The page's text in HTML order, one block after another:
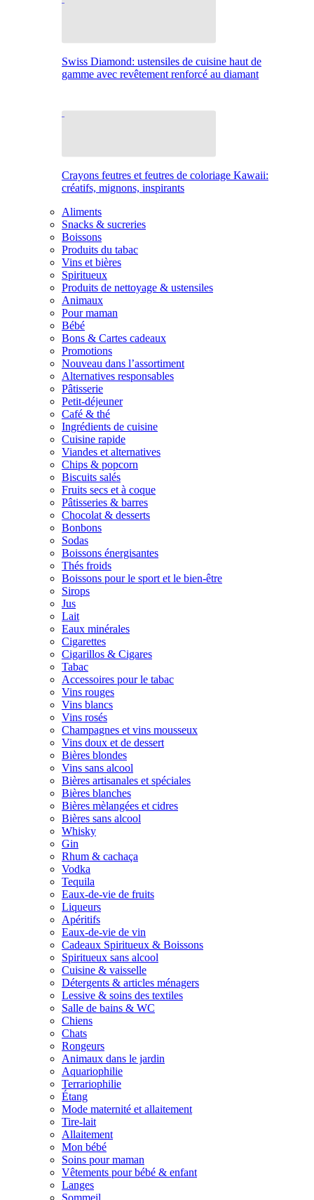
Swiss Diamond: ustensiles de cuisine haut de
gamme avec revêtement renforcé au diamant
Crayons feutres et feutres de coloriage Kawaii:
créatifs, mignons, inspirants
Aliments
Snacks & sucreries
Boissons
Produits du tabac
Vins et bières
Spiritueux
Produits de nettoyage & ustensiles
Animaux
Pour maman
Bébé
Bons & Cartes cadeaux
Promotions
Nouveau dans l’assortiment
Alternatives responsables
Pâtisserie
Petit-déjeuner
Café & thé
Ingrédients de cuisine
Cuisine rapide
Viandes et alternatives
Chips & popcorn
Biscuits salés
Fruits secs et à coque
Pâtisseries & barres
Chocolat & desserts
Bonbons
Sodas
Boissons énergisantes
Thés froids
Boissons pour le sport et le bien-être
Sirops
Jus
Lait
Eaux minérales
Cigarettes
Cigarillos & Cigares
Tabac
Accessoires pour le tabac
Vins rouges
Vins blancs
Vins rosés
Champagnes et vins mousseux
Vins doux et de dessert
Bières blondes
Vins sans alcool
Bières artisanales et spéciales
Bières blanches
Bières mèlangées et cidres
Bières sans alcool
Whisky
Gin
Rhum & cachaça
Vodka
Tequila
Eaux-de-vie de fruits
Liqueurs
Apéritifs
Eaux-de-vie de vin
Cadeaux Spiritueux & Boissons
Spiritueux sans alcool
Cuisine & vaisselle
Détergents & articles ménagers
Lessive & soins des textiles
Salle de bains & WC
Chiens
Chats
Rongeurs
Animaux dans le jardin
Aquariophilie
Terrariophilie
Étang
Mode maternité et allaitement
Tire-lait
Allaitement
Mon bébé
Soins pour maman
Vêtements pour bébé & enfant
Langes
Sommeil